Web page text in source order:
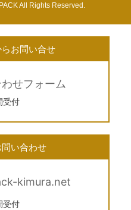
All Rights Reserved.
お問い合せ
せフォーム
受付
い合わせ
kimura.net
受付